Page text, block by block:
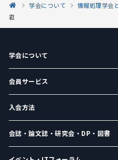
学会について 情報処理学会
君
学会について
会員サービス
入会方法
会誌・論文誌・研究会・DP・図書